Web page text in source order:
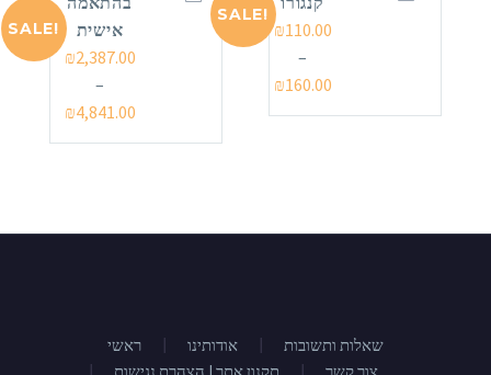
SALE!
אישית
₪2,387.00
–
₪4,841.00
SALE!
₪110.00
–
₪160.00
ראשי אודותינו
שאלות ותשובות